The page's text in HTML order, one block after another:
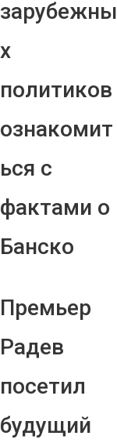
зарубежны
х
политиков
ознакомит
ься с
фактами о
Банско
Премьер
Радев
посетил
будущий